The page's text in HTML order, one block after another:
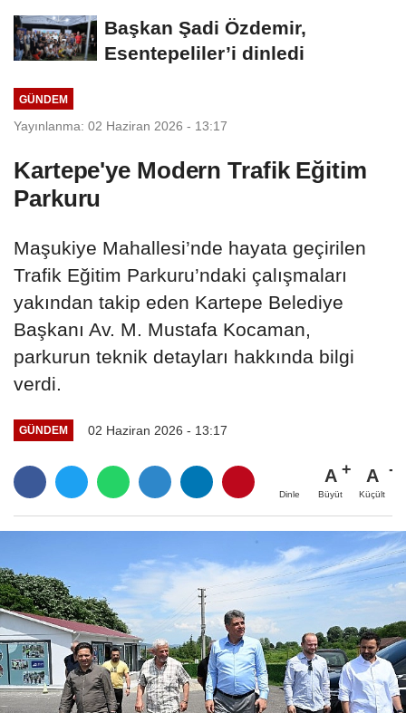
Başkan Şadi Özdemir,
Esentepeliler’i dinledi
GÜNDEM
Yayınlanma: 02 Haziran 2026 - 13:17
Kartepe'ye Modern Trafik Eğitim
Parkuru
Maşukiye Mahallesi’nde hayata geçirilen
Trafik Eğitim Parkuru’ndaki çalışmaları
yakından takip eden Kartepe Belediye
Başkanı Av. M. Mustafa Kocaman,
parkurun teknik detayları hakkında bilgi
verdi.
GÜNDEM 02 Haziran 2026 - 13:17
Dinle
A
Büyüt
A
Küçült